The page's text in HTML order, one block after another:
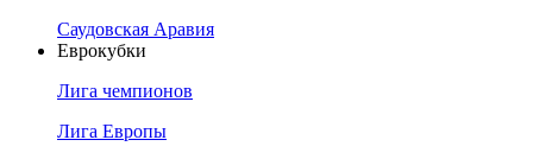
Саудовская Аравия
Еврокубки
Лига чемпионов
Лига Европы